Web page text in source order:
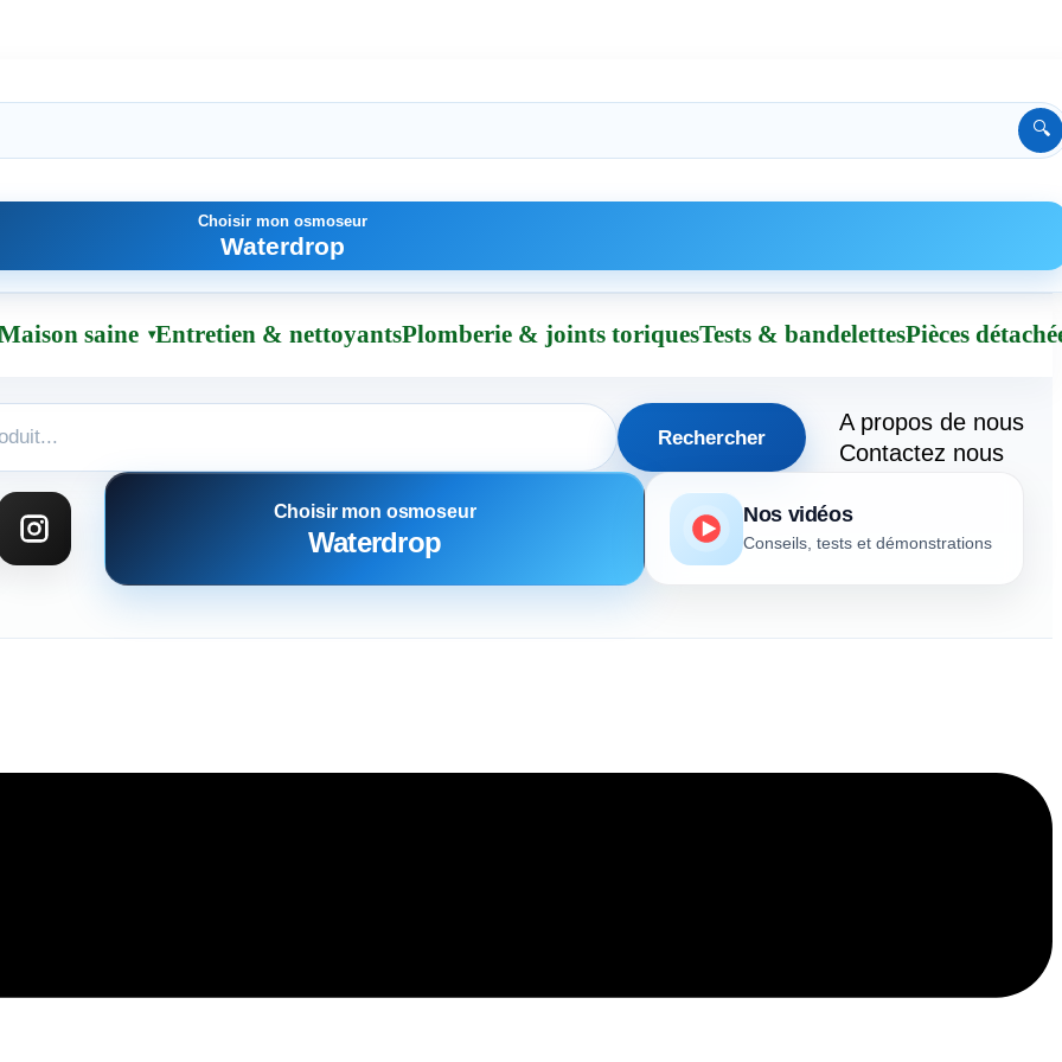
🔍
Choisir mon osmoseur
Waterdrop
saine Entretien & nettoyantsPlomberie & joints toriquesTests & bandelettesPièces
Rechercher
A propos de nous
Contactez nous
Choisir mon osmoseur
Waterdrop
Nos vidéos
Conseils, tests et démonstrations